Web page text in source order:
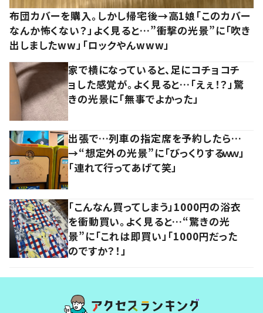
布団カバーを購入。しかし帰宅後→高1娘「このカバー
なんか怖くない？」よく見ると…”衝撃の光景”に「吹き
出しましたww」「ロックやんwww」
家で横になっていると、足にコチョコチ
ョした感覚が。よく見ると…「えぇ！？」驚
きの光景に「無事でよかった」
出張で…列車の指定席を予約したら…
→“想定外の光景”に「びっくりするｗｗ」
「連れて行ってあげて笑」
「こんなん買ってしまう」1000円の浴衣
を衝動買い。よく見ると…“驚きの光
景”に「これは即買い」「1000円だった
のですか？！」